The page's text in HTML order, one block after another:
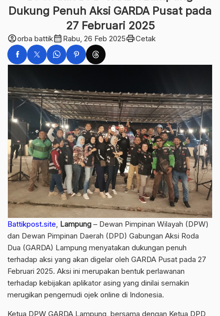
Dukung Penuh Aksi GARDA Pusat pada
27 Februari 2025
account_circleorba battikcalendar_month Rabu, 26 Feb 2025printCetak
Battikpost.site Lampung – Dewan Pimpinan Wilayah (DPW)
dan Dewan Pimpinan Daerah (DPD) Gabungan Aksi Roda
Dua (GARDA) Lampung menyatakan dukungan penuh
terhadap aksi yang akan digelar oleh GARDA Pusat pada 27
Februari 2025. Aksi ini merupakan bentuk perlawanan
terhadap kebijakan aplikator asing yang dinilai semakin
merugikan pengemudi ojek online di Indonesia.
Ketua DPW GARDA Lampung, bersama dengan Ketua DPD